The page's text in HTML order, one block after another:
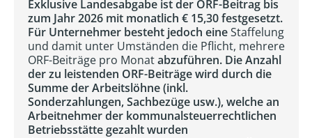
Exklusive Landesabgabe ist der ORF-Beitrag bis
zum Jahr 2026 mit monatlich € 15,30 festgesetzt.
Für Unternehmer besteht jedoch eineStaffelung
und damit unter Umständen die Pflicht, mehrere
ORF-Beiträge pro Monatabzuführen. Die Anzahl
der zu leistenden ORF-Beiträge wird durch die
Summe der Arbeitslöhne (inkl.
Sonderzahlungen, Sachbezüge usw.), welche an
Arbeitnehmer der kommunalsteuerrechtlichen
Betriebsstätte gezahlt wurden